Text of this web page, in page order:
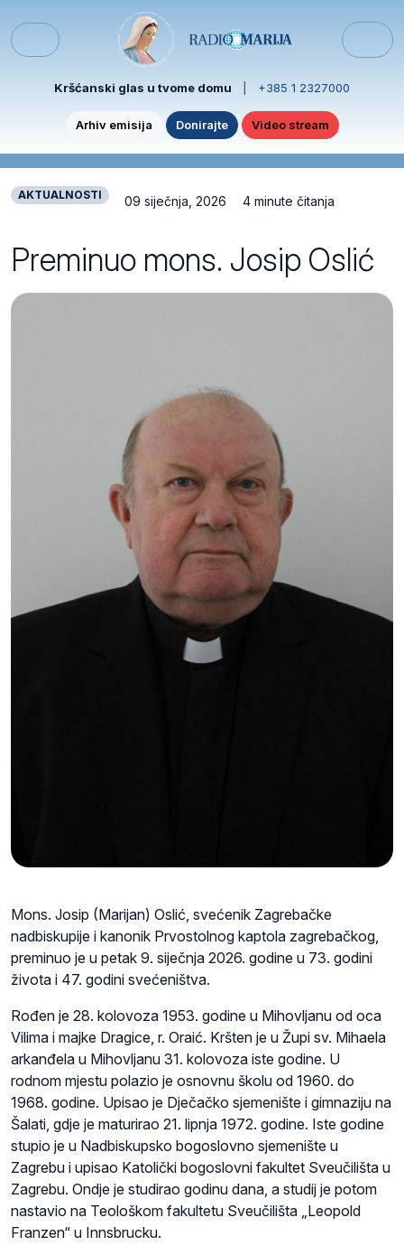
Menu
Kršćanski glas u tvome domu +385 1 2327000
Arhiv emisija Donirajte Video stream
AKTUALNOSTI 09 siječnja, 2026 4 minute čitanja
Preminuo mons. Josip Oslić
Mons. Josip (Marijan) Oslić, svećenik Zagrebačke
nadbiskupije i kanonik Prvostolnog kaptola zagrebačkog,
preminuo je u petak 9. siječnja 2026. godine u 73. godini
života i 47. godini svećeništva.
Rođen je 28. kolovoza 1953. godine u Mihovljanu od oca
Vilima i majke Dragice, r. Oraić. Kršten je u Župi sv. Mihaela
arkanđela u Mihovljanu 31. kolovoza iste godine. U
rodnom mjestu polazio je osnovnu školu od 1960. do
1968. godine. Upisao je Dječačko sjemenište i gimnaziju na
Šalati, gdje je maturirao 21. lipnja 1972. godine. Iste godine
stupio je u Nadbiskupsko bogoslovno sjemenište u
Zagrebu i upisao Katolički bogoslovni fakultet Sveučilišta u
Zagrebu. Ondje je studirao godinu dana, a studij je potom
nastavio na Teološkom fakultetu Sveučilišta „Leopold
Franzen“ u Innsbrucku.